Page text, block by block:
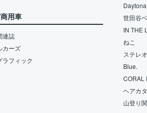
用車
連誌
カーズ
ラフィック
Daytona
世田谷
IN THE
ねこ
ステレ
Blue.
CORAL
ヘアカ
山登り